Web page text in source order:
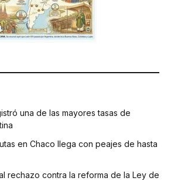
una de las mayores tasas de
en Chaco llega con peajes de hasta
rechazo contra la reforma de la Ley de